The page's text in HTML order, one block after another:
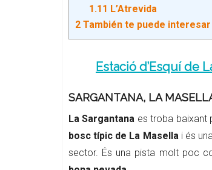
1.11 L’Atrevida
2 También te puede interesar
Estació d’Esquí de
SARGANTANA, LA
La Sargantana es troba baixant
bosc típic de La Masellai és
sector. És una pista molt poc